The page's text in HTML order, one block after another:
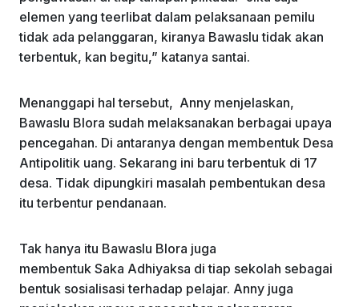
elemen yang teerlibat dalam pelaksanaan pemilu
tidak ada pelanggaran, kiranya Bawaslu tidak akan
terbentuk, kan begitu,” katanya santai.
Menanggapi hal tersebut, Anny menjelaskan,
Bawaslu Blora sudah melaksanakan berbagai upaya
pencegahan. Di antaranya dengan membentuk Desa
Antipolitik uang. Sekarang ini baru terbentuk di 17
desa. Tidak dipungkiri masalah pembentukan desa
itu terbentur pendanaan.
Tak hanya itu Bawaslu Blora juga
membentuk Saka Adhiyaksa di tiap sekolah sebagai
bentuk sosialisasi terhadap pelajar. Anny juga